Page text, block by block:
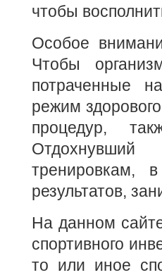
чтобы
Особое
Чтобы
потраченные
режим
процедур,
тренировкам,
результатов,
На данном
спортивного
то или иное